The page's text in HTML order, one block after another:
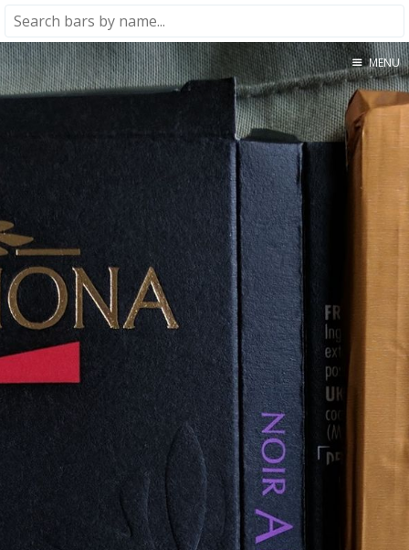
Home
About
★★★★★
MENU